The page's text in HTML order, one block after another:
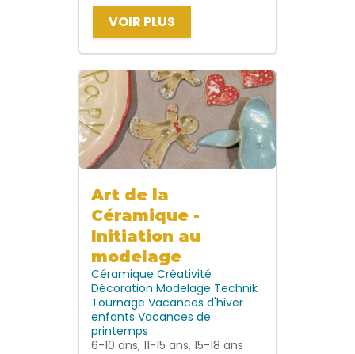
VOIR PLUS
Art de la
Céramique -
Initiation au
modelage
Céramique Créativité
Décoration Modelage Technik
Tournage Vacances d'hiver
enfants Vacances de
printemps
6-10 ans, 11-15 ans, 15-18 ans